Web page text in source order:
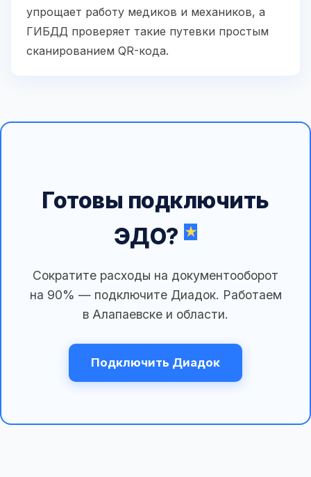
упрощает работу медиков и механиков, а
ГИБДД проверяет такие путевки простым
сканированием QR-кода.
Готовы подключить
ЭДО?
Сократите расходы на документооборот
на 90% — подключите Диадок. Работаем
в Алапаевске и области.
Подключить Диадок